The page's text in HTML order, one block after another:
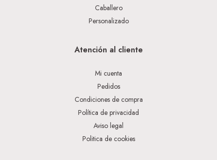
Caballero
Personalizado
Atención al cliente
Mi cuenta
Pedidos
Condiciones de compra
Política de privacidad
Aviso legal
Politica de cookies